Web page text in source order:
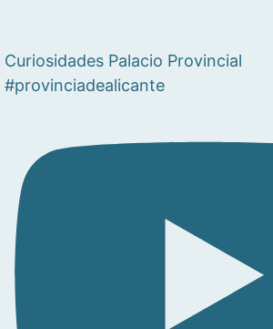
Curiosidades Palacio Provincial
#provinciadealicante